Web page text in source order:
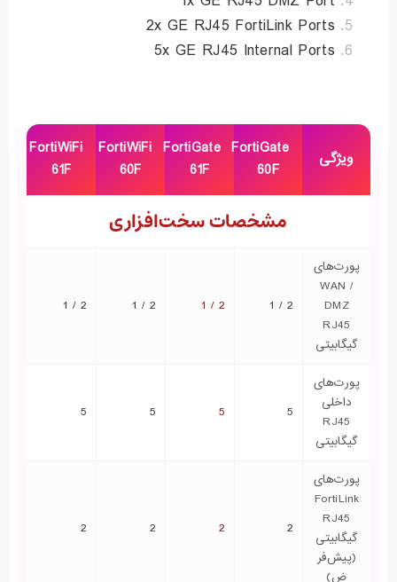
2x GE RJ45 FortiLink Ports
5x GE RJ45 Internal Ports
ویژگی
FortiGate
60F
FortiGate
61F
FortiWiFi
60F
FortiWiFi
61F
مشخصات سخت‌افزاری
پورت‌های
WAN /
DMZ
RJ45
گیگابیتی
2 / 1
2 / 1
2 / 1
2 / 1
پورت‌های
داخلی
RJ45
گیگابیتی
5
5
5
5
پورت‌های
FortiLink
RJ45
گیگابیتی
(پیش‌فر
ض)
2
2
2
2